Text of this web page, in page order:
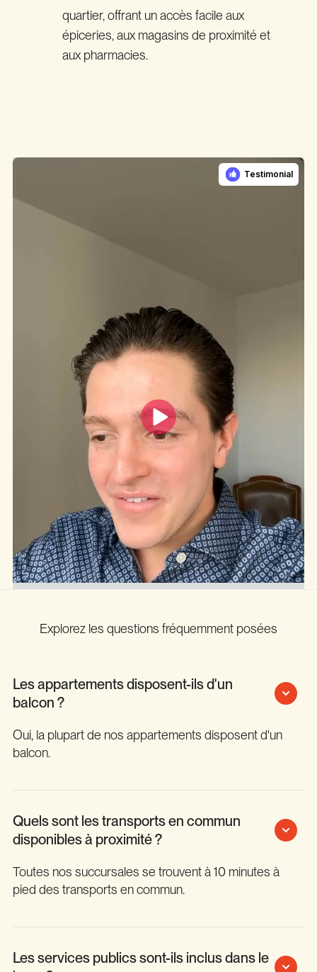
quartier, offrant un accès facile aux
épiceries, aux magasins de proximité et
aux pharmacies.
Explorez les questions fréquemment posées
Les appartements disposent-ils d'un
balcon ?
Oui, la plupart de nos appartements disposent d'un
balcon.
Quels sont les transports en commun
disponibles à proximité ?
Toutes nos succursales se trouvent à 10 minutes à
pied des transports en commun.
Les services publics sont-ils inclus dans le